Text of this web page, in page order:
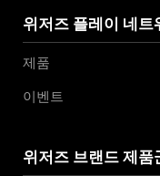
위저즈 플레이 네트
제품
이벤트
위저즈 브랜드 제품